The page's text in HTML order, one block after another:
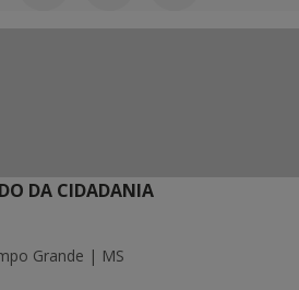
DA CIDADANIA
Grande | MS